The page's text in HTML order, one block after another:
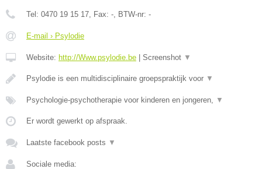
Tel: 0470 19 15 17, Fax: -, BTW-nr: -
E-mail › Psylodie
Website: http://Www.psylodie.be Screenshot ▼
Psylodie is een multidisciplinaire groepspraktijk voor ▼
Psychologie-psychotherapie voor kinderen en jongeren, ▼
Er wordt gewerkt op afspraak.
Laatste facebook posts ▼
Sociale media: